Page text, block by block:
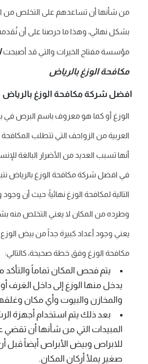
من شأنها أن تساعدهم على التخلص من
بشكل نهائي، وهذا ما حرصنا على أن
مؤسسة مفتاح الخيرات والتي قد أصبحت
مكافحة الوزغ بالرياض
افضل شركة مكافحة الوزغ بالرياض
الوزغ أو كما هو معروف باسم البرص في
العربية من الزواحف التي تتطلب المكافحة
أنها تسبب العديد من الأضرار البالغة
في افضل شركة مكافحة الوزغ بالرياض
التالية لمكافحة الوزغ نهائياً؛ حيث أن
وطرده من المكان لا يعني التخلص منه
يعني وجود أعداد كبيرة جداً من بيض الوزع
مكافحة الوزغ وفق خطة صحيحة، كالتالي:
يتم فحص المكان تماماً والتأكد
يدخل منها الوزغ إلى داخل الغرف
والمخازن والبيوت وأي مكان
بعد ذلك يتم استخدام أجهزة
المبيدات التي من شأنها أن تقضي
للابراص وبيض الأبراص أيضاً قبل
صغير يملأ أركان المكان.